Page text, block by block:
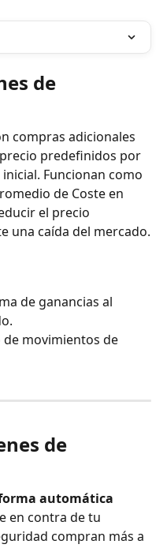
de
compras adicionales
predefinidos por
Funcionan como
de Coste en
el precio
una caída del mercado.
de ganancias al
de movimientos de
de
automática
en contra de tu
compran más a